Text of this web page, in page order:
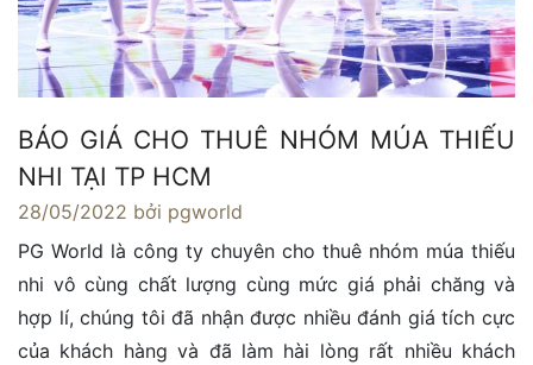
BÁO GIÁ CHO THUÊ NHÓM MÚA THIẾU
NHI TẠI TP HCM
28/05/2022 bởi pgworld
PG World là công ty chuyên cho thuê nhóm múa thiếu
nhi vô cùng chất lượng cùng mức giá phải chăng và
hợp lí, chúng tôi đã nhận được nhiều đánh giá tích cực
của khách hàng và đã làm hài lòng rất nhiều khách